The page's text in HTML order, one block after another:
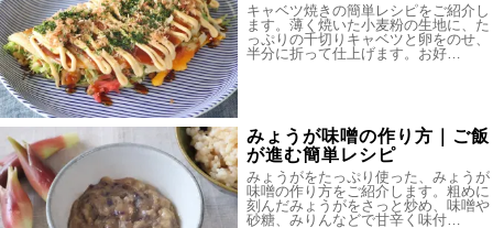
キャベツ焼きの簡単レシピをご紹介し
ます。薄く焼いた小麦粉の生地に、た
っぷりの千切りキャベツと卵をのせ、
半分に折って仕上げます。お好…
みょうが味噌の作り方｜ご飯
が進む簡単レシピ
みょうがをたっぷり使った、みょうが
味噌の作り方をご紹介します。粗めに
刻んだみょうがをさっと炒め、味噌や
砂糖、みりんなどで甘辛く味付…